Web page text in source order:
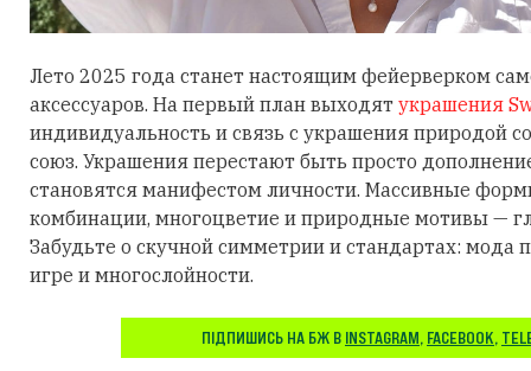
Лето 2025 года станет настоящим фейерверком
аксессуаров. На первый план выходят украшения
индивидуальность и связь с украшения природой
союз. Украшения перестают быть просто
становятся манифестом личности. Массивные
комбинации, многоцветие и природные мотивы —
Забудьте о скучной симметрии и стандартах: мода
игре и многослойности.
ПІДПИШИСЬ НА БЖ В INSTAGRAM, FACEBOOK,